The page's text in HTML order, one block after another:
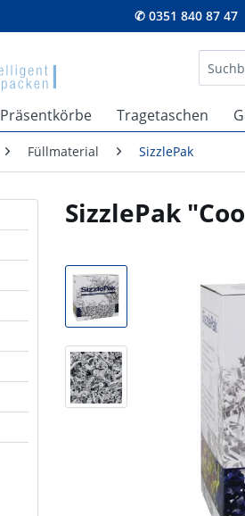
✆ 0351 840 87 47
Präsentkörbe Tragetaschen
Füllmaterial SizzlePak
SizzlePak